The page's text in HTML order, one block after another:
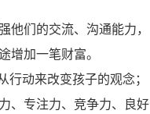
他们的交流、沟通能力，
增加一笔财富。
行动来改变孩子的观念；
、专注力、竞争力、良好